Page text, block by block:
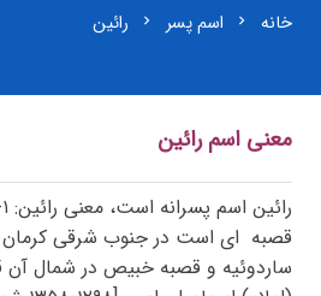
خانه chevron_right اسم پسر chevron_right رائین
معنی اسم رائین
قصبه ای است در جنوب شرقی کرمان